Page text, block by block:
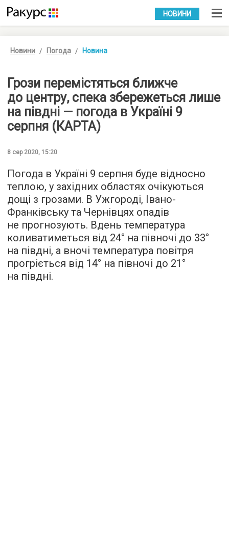
УКР РУС
НОВИНИ
Новини Погода Новина
Грози перемістяться ближче
до центру, спека збережеться лише
на півдні — погода в Україні 9
серпня (КАРТА)
8 сер 2020, 15:20
Погода в Україні 9 серпня буде відносно
теплою, у західних областях очікуються
дощі з грозами. В Ужгороді, Івано-
Франківську та Чернівцях опадів
не прогнозують. Вдень температура
коливатиметься від 24° на півночі до 33°
на півдні, а вночі температура повітря
прогріється від 14° на півночі до 21°
на півдні.